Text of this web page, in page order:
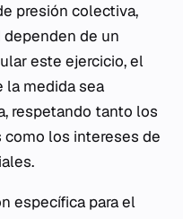
presión colectiva,
de un
este ejercicio, el
la medida sea
respetando tanto los
los intereses de
específica para el